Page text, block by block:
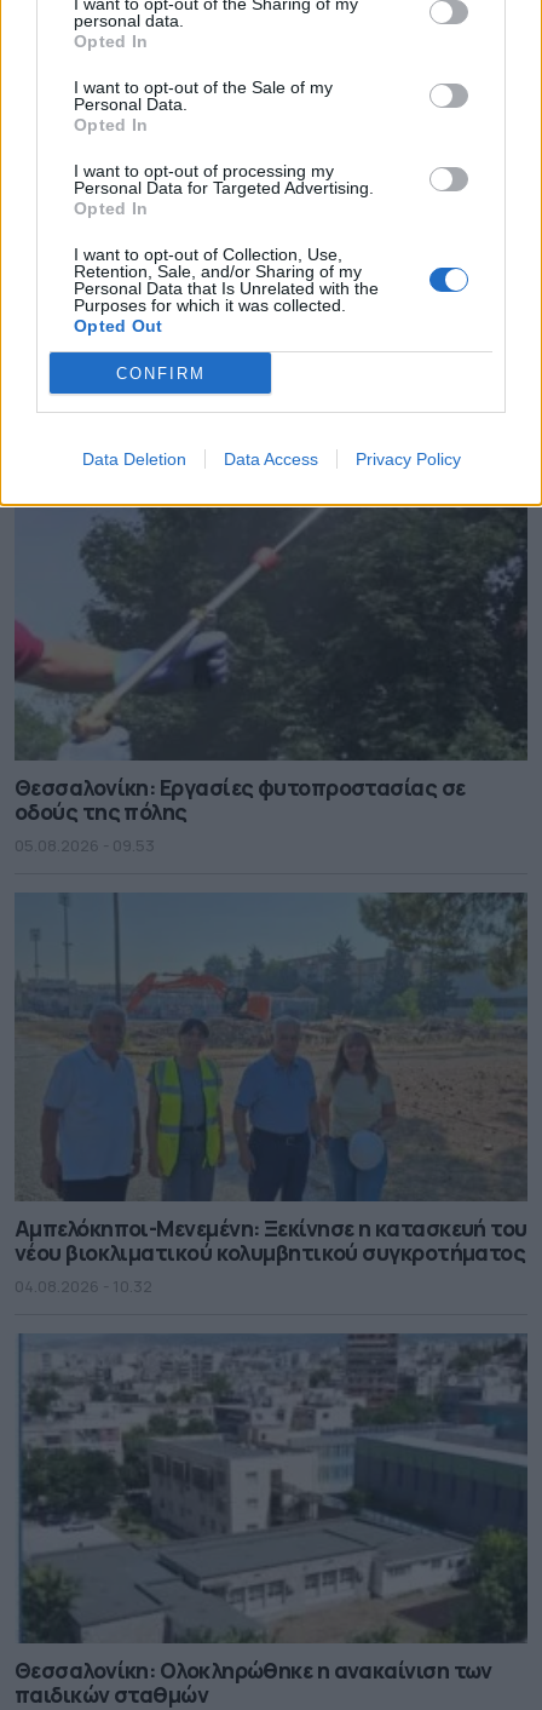
personal data.
Opted In
I want to opt-out of the Sale of my
Personal Data.
Opted In
I want to opt-out of processing my
Personal Data for Targeted Advertising.
Opted In
I want to opt-out of Collection, Use,
Retention, Sale, and/or Sharing of my
Personal Data that Is Unrelated with the
Purposes for which it was collected.
Opted Out
CONFIRM
Data Deletion Data Access Privacy Policy
Θεσσαλονίκη: Ώρα για μελέτη στον Κήπο των
Γλυπτών της Γυάλινης Βιβλιοθήκης
Θεσσαλονίκη: Εργασίες φυτοπροστασίας σε
οδούς της πόλης
05.08.2026 - 09.53
Αμπελόκηποι-Μενεμένη: Ξεκίνησε η κατασκευή του
νέου βιοκλιματικού κολυμβητικού συγκροτήματος
04.08.2026 - 10.32
Θεσσαλονίκη: Ολοκληρώθηκε η ανακαίνιση των
παιδικών σταθμών